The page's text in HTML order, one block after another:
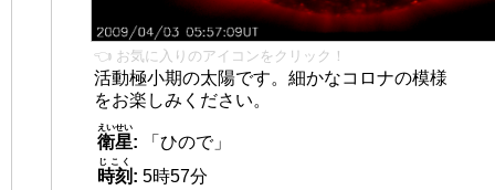
👈 お気に入りのアイコンをクリック！
活動極小期の太陽です。細かなコロナの模様
をお楽しみください。
衛星
えいせい
:
「ひので」
時刻
じこく
: 5時57分